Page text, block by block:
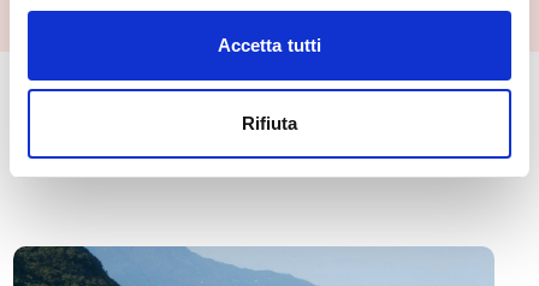
Accetta tutti
Rifiuta
🏘️ Scopri il comune di
Verceia